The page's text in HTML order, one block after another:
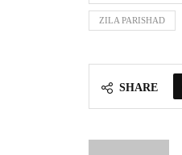
ZILA PARISHAD
SHARE